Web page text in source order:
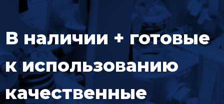
В наличии + готовые
к использованию
качественные